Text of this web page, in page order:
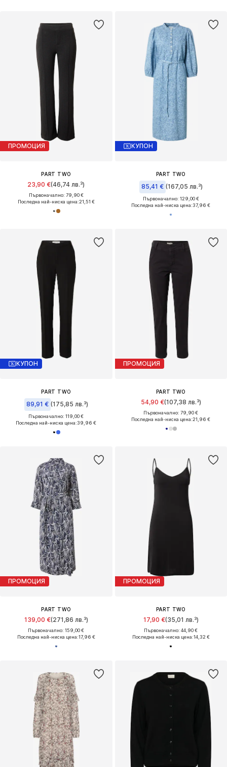
ПРОМОЦИЯ
PART TWO
23,90 €(46,74 лв.³)
Първоначално: 79,90 €
Последна най-ниска цена:21,51 €
КУПОН
PART TWO
85,41 € (167,05 лв.³)
Първоначално: 129,00 €
Последна най-ниска цена:37,96 €
КУПОН
PART TWO
89,91 € (175,85 лв.³)
Първоначално: 119,00 €
Последна най-ниска цена:39,96 €
ПРОМОЦИЯ
PART TWO
54,90 €(107,38 лв.³)
Първоначално: 79,90 €
Последна най-ниска цена:21,96 €
ПРОМОЦИЯ
PART TWO
139,00 €(271,86 лв.³)
Първоначално: 159,00 €
Последна най-ниска цена:17,96 €
ПРОМОЦИЯ
PART TWO
17,90 €(35,01 лв.³)
Първоначално: 44,90 €
Последна най-ниска цена:14,32 €